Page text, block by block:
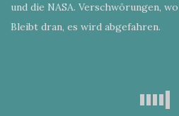
und die NASA. Verschwörungen,
Bleibt dran, es wird abgefahren.